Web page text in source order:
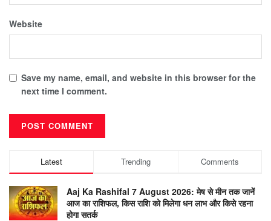
Website
Save my name, email, and website in this browser for the
next time I comment.
Latest Trending Comments
Aaj Ka Rashifal 7 August 2026: मेष से मीन तक जानें
आज का राशिफल, किस राशि को मिलेगा धन लाभ और किसे रहना
होगा सतर्क